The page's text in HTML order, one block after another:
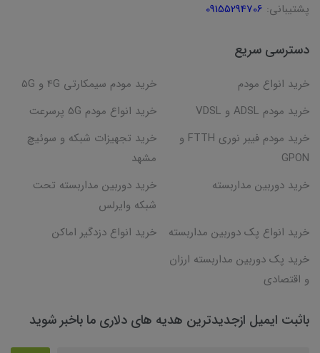
پشتیبانی: 09155294706
دسترسی سریع
خرید انواع مودم
خرید مودم سیمکارتی 4G و 5G
خرید مودم ADSL و VDSL
خرید انواع مودم 5G پرسرعت
خرید مودم فیبر نوری FTTH و
GPON
خرید تجهیزات شبکه و سوئیچ
مشهد
خرید دوربین مداربسته
خرید دوربین مداربسته تحت
شبکه وایرلس
خرید انواع پک دوربین مداربسته
خرید انواع دزدگیر اماکن
خرید پک دوربین مداربسته ارزان
و اقتصادی
باثبت ایمیل ازجدیدترین هدیه های دلاری ما باخبر شوید